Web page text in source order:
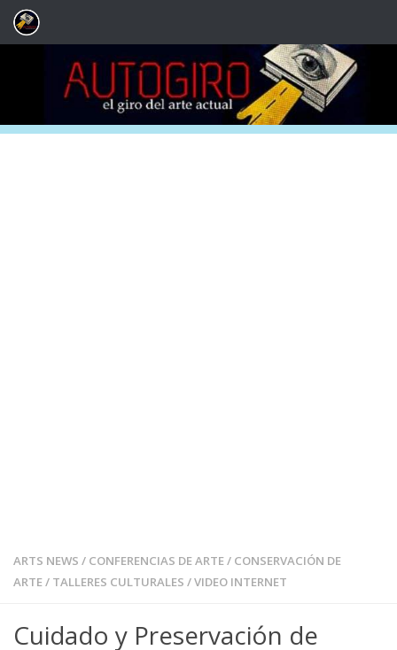
Saltar al contenido
ARTS NEWS / CONFERENCIAS DE ARTE/ CONSERVACIÓN DE
ARTE/ TALLERES CULTURALES /VIDEO INTERNET
Cuidado y Preservación de